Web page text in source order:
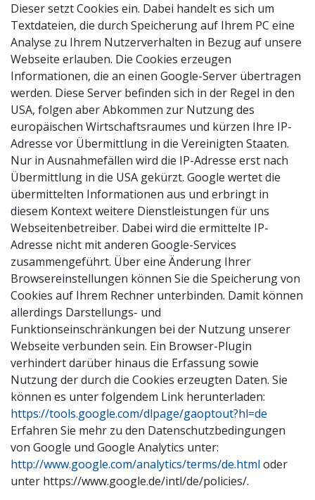
Dieser setzt Cookies ein. Dabei handelt es sich um
Textdateien, die durch Speicherung auf Ihrem PC eine
Analyse zu Ihrem Nutzerverhalten in Bezug auf unsere
Webseite erlauben. Die Cookies erzeugen
Informationen, die an einen Google-Server übertragen
werden. Diese Server befinden sich in der Regel in den
USA, folgen aber Abkommen zur Nutzung des
europäischen Wirtschaftsraumes und kürzen Ihre IP-
Adresse vor Übermittlung in die Vereinigten Staaten.
Nur in Ausnahmefällen wird die IP-Adresse erst nach
Übermittlung in die USA gekürzt. Google wertet die
übermittelten Informationen aus und erbringt in
diesem Kontext weitere Dienstleistungen für uns
Webseitenbetreiber. Dabei wird die ermittelte IP-
Adresse nicht mit anderen Google-Services
zusammengeführt. Über eine Änderung Ihrer
Browsereinstellungen können Sie die Speicherung von
Cookies auf Ihrem Rechner unterbinden. Damit können
allerdings Darstellungs- und
Funktionseinschränkungen bei der Nutzung unserer
Webseite verbunden sein. Ein Browser-Plugin
verhindert darüber hinaus die Erfassung sowie
Nutzung der durch die Cookies erzeugten Daten. Sie
können es unter folgendem Link herunterladen:
https://tools.google.com/dlpage/gaoptout?hl=de
Erfahren Sie mehr zu den Datenschutzbedingungen
von Google und Google Analytics unter:
http://www.google.com/analytics/terms/de.html oder
unter https://www.google.de/intl/de/policies/.